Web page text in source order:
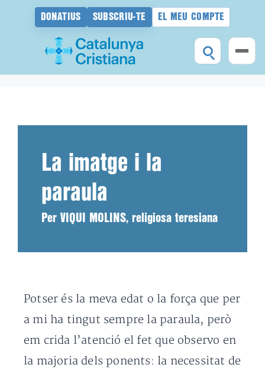
DONATIUS SUBSCRIU-TE EL MEU COMPTE
La imatge i la
paraula
Per VIQUI MOLINS, religiosa teresiana
Potser és la meva edat o la força que per
a mi ha tingut sempre la paraula, però
em crida l’atenció el fet que observo en
la majoria dels ponents: la necessitat de